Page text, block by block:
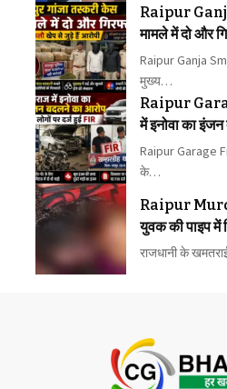
Raipur
मामले में दो और
जुड़े हैं आरोपी
Raipur Ganja
मुख्य…
Raipur
में इनोवा का
दर्ज हुई FIR
Raipur Garage
के…
Raipur
युवक की पाइप में
पुलिस की जांच
राजधानी के